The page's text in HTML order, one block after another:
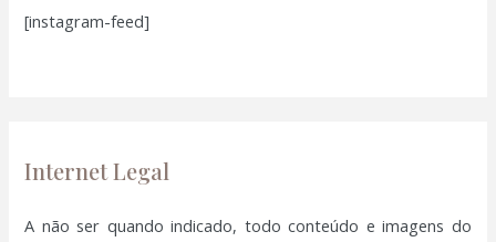
s
r
[instagram-feed]
Internet Legal
A não ser quando indicado, todo conteúdo e imagens do